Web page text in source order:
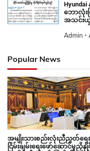
Hyundai
ဘောလုံး
အသင်း
Admin
Popular News
အမျိုးသားစည်းလုံးညီညွတ်ရေ
ငြိမ်းချမ်းရေးဖော်ဆောင်မှုညှိနှို